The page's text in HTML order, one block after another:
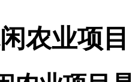
农业项目